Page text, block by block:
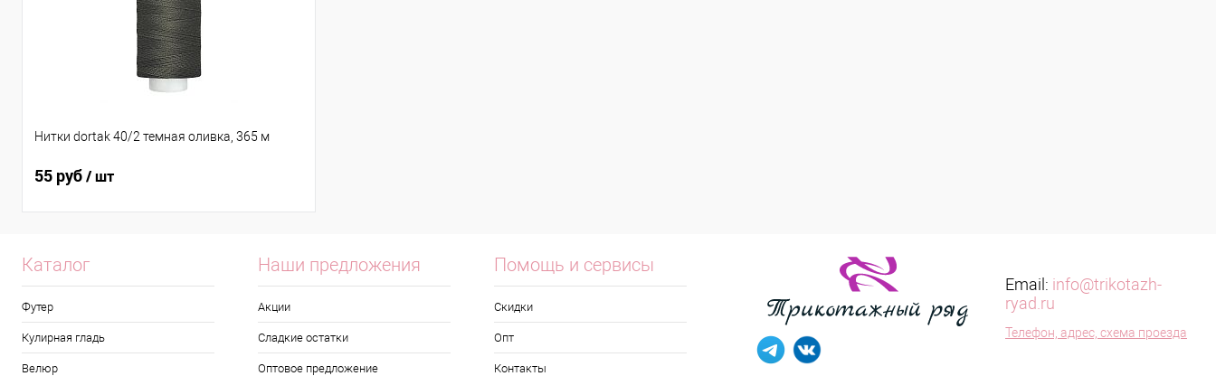
Нитки dortak 40/2 темная оливка, 365 м
55 руб/ шт
Каталог
Футер
Кулирная гладь
Велюр
Наши предложения
Акции
Сладкие остатки
Оптовое предложение
Помощь и сервисы
Скидки
Опт
Контакты
Email: info@trikotazh-
ryad.ru
Телефон, адрес, схема проезда